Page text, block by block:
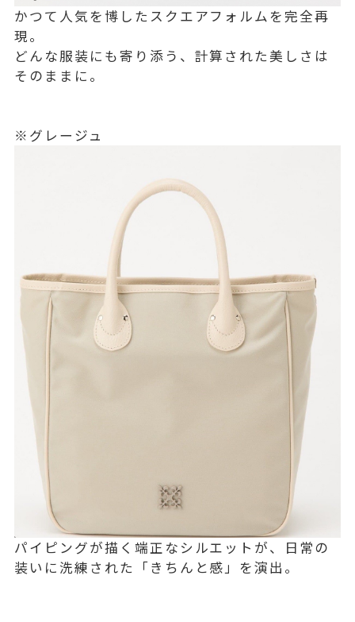
かつて人気を博したスクエアフォルムを完全再
現。
どんな服装にも寄り添う、計算された美しさは
そのままに。
※グレージュ
パイピングが描く端正なシルエットが、日常の
装いに洗練された「きちんと感」を演出。